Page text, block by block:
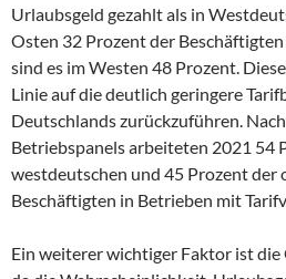
Urlaubsgeld gezahlt als in
Osten 32 Prozent der
sind es im Westen 48 Prozent.
Linie auf die deutlich geringere
Deutschlands zurückzuführen.
Betriebspanels arbeiteten 2021 54
westdeutschen und 45 Prozent der
Beschäftigten in Betrieben mit
Ein weiterer wichtiger Faktor ist die